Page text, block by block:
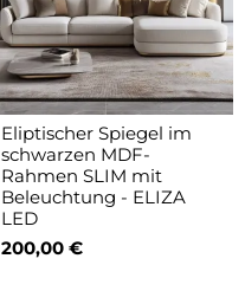
Eliptischer Spiegel im
schwarzen MDF-
Rahmen SLIM mit
Beleuchtung - ELIZA
LED
200,00 €